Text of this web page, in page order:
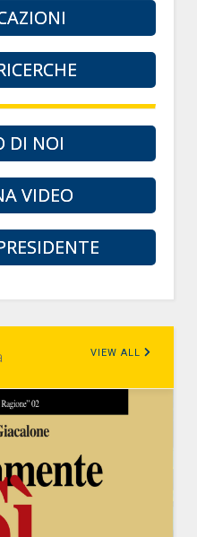
DI NOI
VIDEO
VIEW ALL